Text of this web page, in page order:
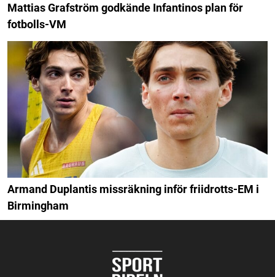
Mattias Grafström godkände Infantinos plan för
fotbolls-VM
Armand Duplantis missräkning inför friidrotts-EM i
Birmingham